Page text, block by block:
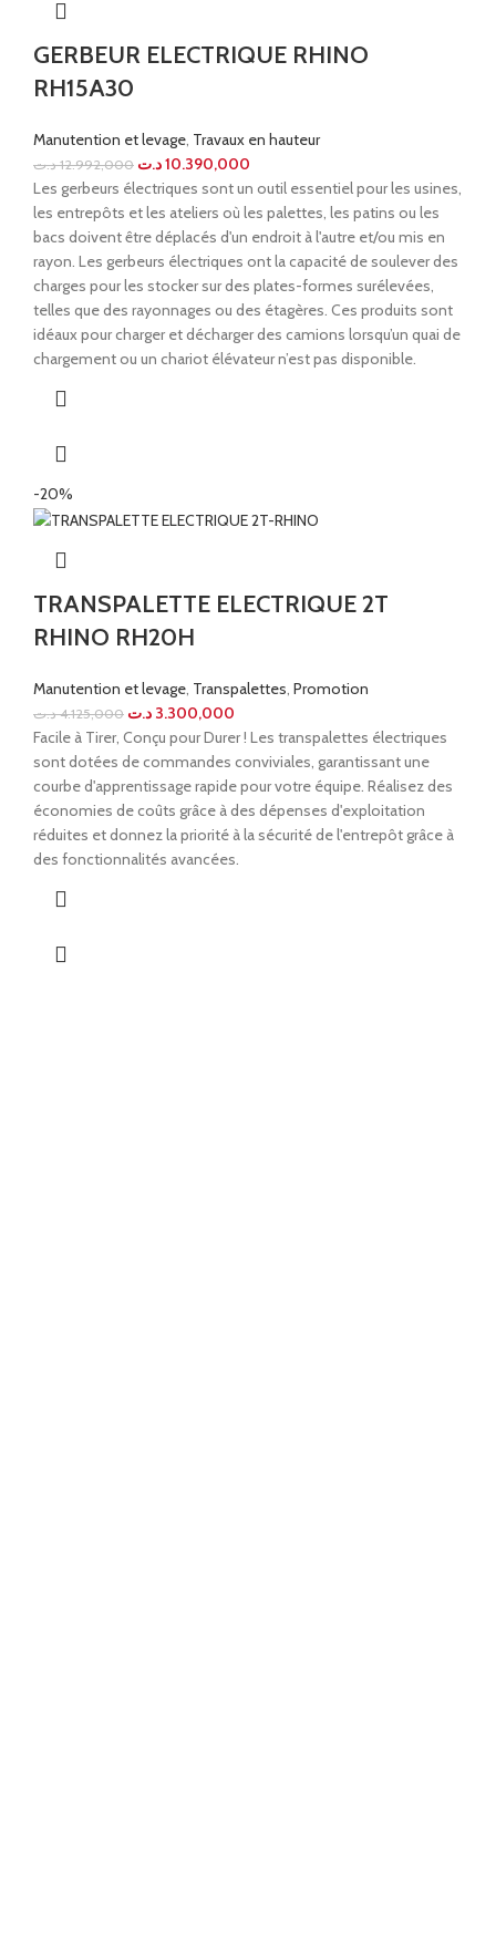
GERBEUR ELECTRIQUE RHINO
RH15A30
Manutention et levage, Travaux en hauteur
12.992,000 د.ت 10.390,000د.ت
Les gerbeurs électriques sont un outil essentiel pour les usines,
les entrepôts et les ateliers où les palettes, les patins ou les
bacs doivent être déplacés d'un endroit à l'autre et/ou mis en
rayon. Les gerbeurs électriques ont la capacité de soulever des
charges pour les stocker sur des plates-formes surélevées,
telles que des rayonnages ou des étagères. Ces produits sont
idéaux pour charger et décharger des camions lorsqu’un quai de
chargement ou un chariot élévateur n’est pas disponible.
-20%
TRANSPALETTE ELECTRIQUE 2T
RHINO RH20H
Manutention et levage, Transpalettes, Promotion
4.125,000 د.ت 3.300,000 د.ت
Facile à Tirer, Conçu pour Durer ! Les transpalettes électriques
sont dotées de commandes conviviales, garantissant une
courbe d'apprentissage rapide pour votre équipe. Réalisez des
économies de coûts grâce à des dépenses d'exploitation
réduites et donnez la priorité à la sécurité de l'entrepôt grâce à
des fonctionnalités avancées.